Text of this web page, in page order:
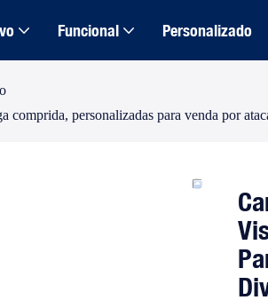
Funcional Personalizado
personalizadas para venda por